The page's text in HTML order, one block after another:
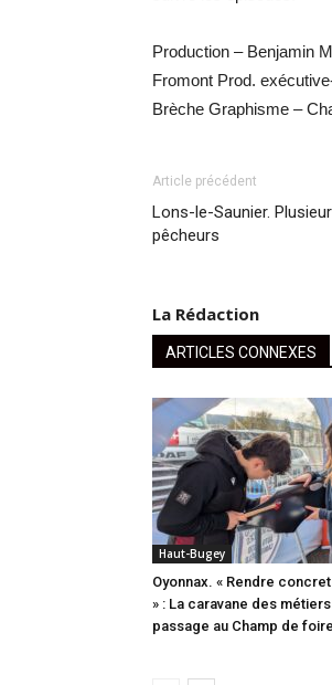
Production – Benjamin
Fromont Prod.
Brèche Graphisme –
Article précédent
Lons-le-Saunier.
pêcheurs
La Rédaction
ARTICLES CONNEXES
Haut-Bugey
Oyonnax. « Rendre concret
» : La caravane des
passage au Champ de foire